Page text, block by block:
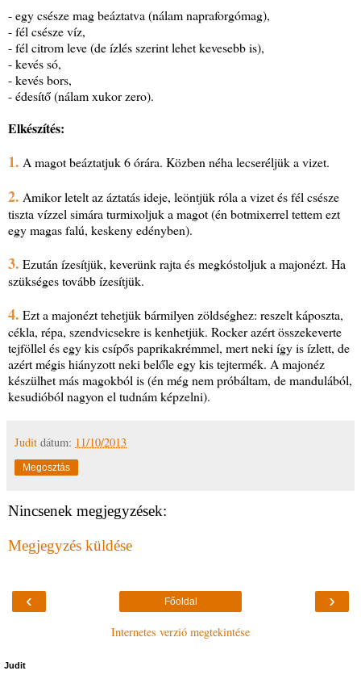
- egy csésze mag beáztatva (nálam napraforgómag),
- fél csésze víz,
- fél citrom leve (de ízlés szerint lehet kevesebb is),
- kevés só,
- kevés bors,
- édesítő (nálam xukor zero).
Elkészítés:
1. A magot beáztatjuk 6 órára. Közben néha lecseréljük a vizet.
2. Amikor letelt az áztatás ideje, leöntjük róla a vizet és fél csésze
tiszta vízzel simára turmixoljuk a magot (én botmixerrel tettem ezt
egy magas falú, keskeny edényben).
3. Ezután ízesítjük, keverünk rajta és megkóstoljuk a majonézt. Ha
szükséges tovább ízesítjük.
4. Ezt a majonézt tehetjük bármilyen zöldséghez: reszelt káposzta,
cékla, répa, szendvicsekre is kenhetjük. Rocker azért összekeverte
tejföllel és egy kis csípős paprikakrémmel, mert neki így is ízlett, de
azért mégis hiányzott neki belőle egy kis tejtermék. A majonéz
készülhet más magokból is (én még nem próbáltam, de mandulából,
kesudióból nagyon el tudnám képzelni).
Judit dátum: 11/10/2013
Megosztás
Nincsenek megjegyzések:
Megjegyzés küldése
‹ ›
Főoldal
Internetes verzió megtekintése
Judit